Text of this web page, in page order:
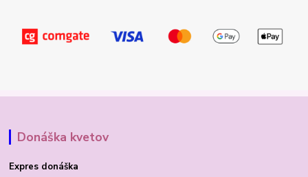
Donáška kvetov
Expres donáška